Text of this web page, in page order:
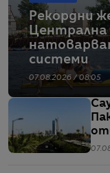
Рекордни
Централна
системи
07.08.2026 / 08:05